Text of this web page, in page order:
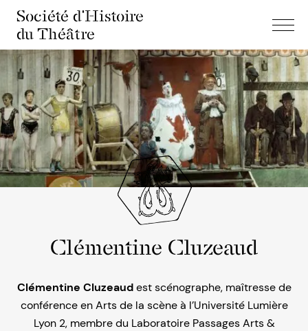
Société d'Histoire
du Théâtre
Clémentine Cluzeaud
Clémentine Cluzeaudest scénographe, maîtresse de
conférence en Arts de la scène à l’Université Lumière
Lyon 2, membre du Laboratoire Passages Arts &